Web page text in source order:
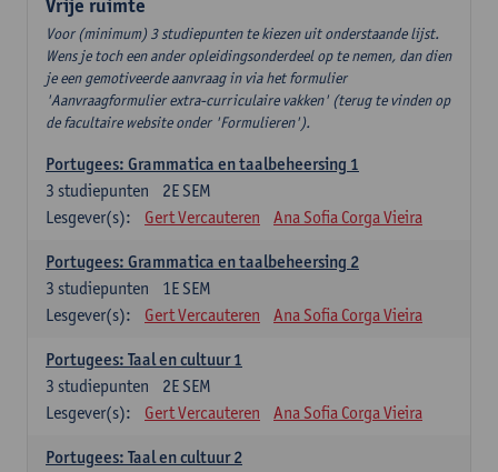
Vrije ruimte
Voor (minimum) 3 studiepunten te kiezen uit onderstaande lijst.
Wens je toch een ander opleidingsonderdeel op te nemen, dan dien
je een gemotiveerde aanvraag in via het formulier
'Aanvraagformulier extra-curriculaire vakken' (terug te vinden op
de facultaire website onder 'Formulieren').
Portugees: Grammatica en taalbeheersing 1
2E SEM
3 studiepunten
Lesgever(s):
Gert Vercauteren Ana Sofia Corga Vieira
Portugees: Grammatica en taalbeheersing 2
1E SEM
3 studiepunten
Lesgever(s):
Gert Vercauteren Ana Sofia Corga Vieira
Portugees: Taal en cultuur 1
2E SEM
3 studiepunten
Lesgever(s):
Gert Vercauteren Ana Sofia Corga Vieira
Portugees: Taal en cultuur 2